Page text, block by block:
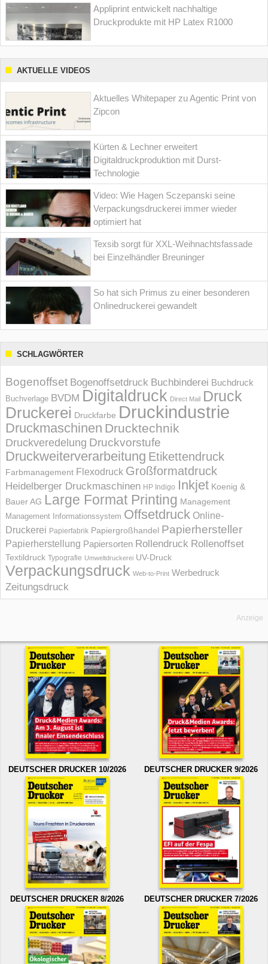
Appliprint entwickelt nachhaltige
Druckprodukte mit HP Latex R1000
AKTUELLE VIDEOS
Aktuelles Whitepaper zu Agentic Print von
Zipcon
Kürten & Lechner erweitert
Digitaldruckproduktion mit Durst-
Technologie
Video: Wie Hagen Sczepanski seine
Verpackungsdruckerei immer wieder
optimiert hat
Texsib sorgt für XXL-Weihnachtsfassade
bei Einzelhändler Breuninger
So hat sich Primus zu einer besonderen
Onlinedruckerei gewandelt
SCHLAGWÖRTER
Bogenoffset Bogenoffsetdruck Buchbinderei Buchdruck
Buchverlage BVDM Digitaldruck Direct Mail Druck
Druckerei Druckfarbe Druckindustrie
Druckmaschinen Drucktechnik
Druckveredelung Druckvorstufe
Druckweiterverarbeitung Etikettendruck
Farbmanagement Flexodruck Großformatdruck
Heidelberger Druckmaschinen HP Indigo Inkjet Koenig &
Bauer AG Large Format Printing Management
Management Informations­system Offsetdruck Online-
Druckerei Papierfabrik Papiergroßhandel Papierhersteller
Papierherstellung Papiersorten Rollendruck Rollenoffset
Textildruck Typografie Umweltdruckerei UV-Druck
Verpackungsdruck Web-to-Print Werbedruck
Zeitungsdruck
Anzeige
DEUTSCHER DRUCKER 10/2026 DEUTSCHER DRUCKER 9/2026
DEUTSCHER DRUCKER 8/2026 DEUTSCHER DRUCKER 7/2026